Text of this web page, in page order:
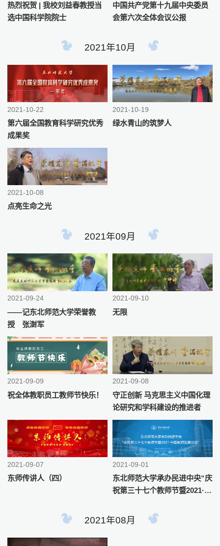
热烈祝贺 | 我校刘益春教授当
选中国科学院院士
中国共产党第十九届中央委员
会第六次全体会议公报
2021年10月
2021-10-22
第六届全国教育科学研究优秀
成果奖
2021-10-19
绿水青山的筑梦人
2021-10-08
点亮生命之光
2021年09月
2021-09-24
——记东北师范大学荣誉教
授 张澍军
2021-09-10
无限
2021-09-09
祝全体教职员工教师节快乐！
2021-09-08
守正创新 马克思主义中国化理
论研究和学科建设的推进者
2021-09-07
东师传讲人（四）
2021-09-01
东北师范大学承办民进中央“庆
祝第三十七个教师节暨2021·中
2021年08月